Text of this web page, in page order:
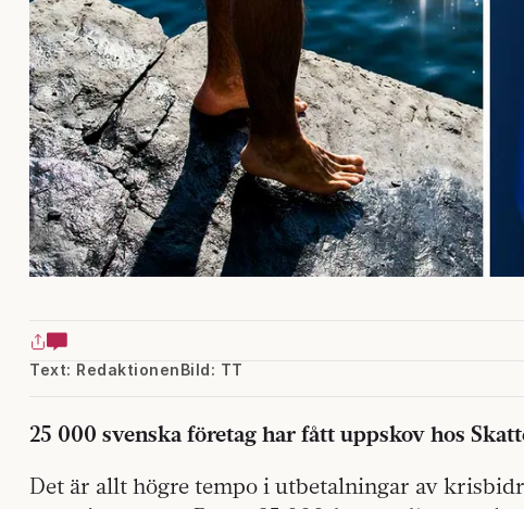
Text: RedaktionenBild: TT
25 000 svenska företag har fått uppskov hos
Det är allt högre tempo i utbetalningar av